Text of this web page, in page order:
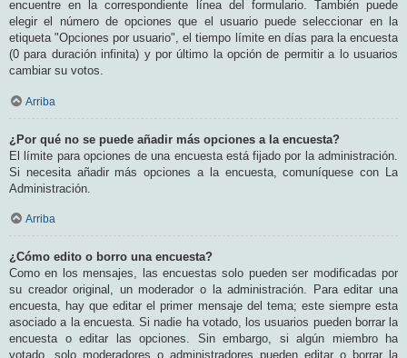
encuentre en la correspondiente línea del formulario. También puede
elegir el número de opciones que el usuario puede seleccionar en la
etiqueta "Opciones por usuario", el tiempo límite en días para la encuesta
(0 para duración infinita) y por último la opción de permitir a lo usuarios
cambiar su votos.
Arriba
¿Por qué no se puede añadir más opciones a la encuesta?
El límite para opciones de una encuesta está fijado por la administración.
Si necesita añadir más opciones a la encuesta, comuníquese con La
Administración.
Arriba
¿Cómo edito o borro una encuesta?
Como en los mensajes, las encuestas solo pueden ser modificadas por
su creador original, un moderador o la administración. Para editar una
encuesta, hay que editar el primer mensaje del tema; este siempre esta
asociado a la encuesta. Si nadie ha votado, los usuarios pueden borrar la
encuesta o editar las opciones. Sin embargo, si algún miembro ha
votado, solo moderadores o administradores pueden editar o borrar la